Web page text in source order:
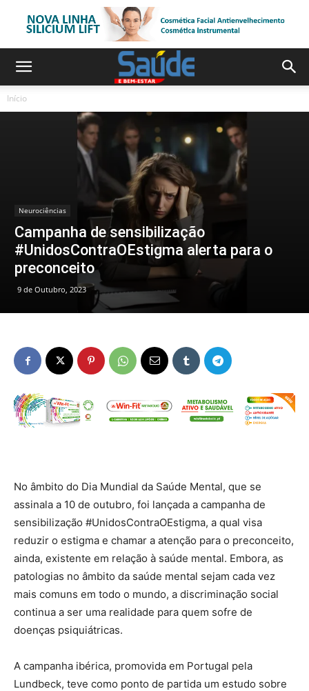
Início
Neurociências
Campanha de sensibilização
#UnidosContraOEstigma alerta para o
preconceito
9 de Outubro, 2023
No âmbito do Dia Mundial da Saúde Mental, que se
assinala a 10 de outubro, foi lançada a campanha de
sensibilização #UnidosContraOEstigma, a qual visa
reduzir o estigma e chamar a atenção para o preconceito,
ainda, existente em relação à saúde mental. Embora, as
patologias no âmbito da saúde mental sejam cada vez
mais comuns em todo o mundo, a discriminação social
continua a ser uma realidade para quem sofre de
doenças psiquiátricas.
A campanha ibérica, promovida em Portugal pela
Lundbeck, teve como ponto de partida um estudo sobre